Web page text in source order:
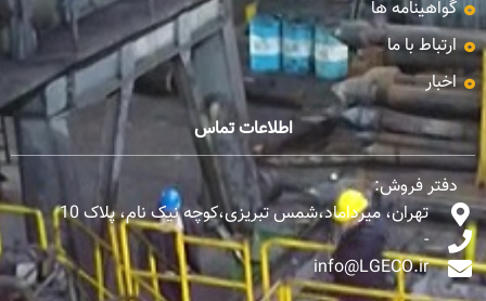
گواهینامه ها
ارتباط با ما
اخبار
اطلاعات تماس
دفتر فروش:
تهران، میرداماد،شمس تبریزی،کوچه نیک نام، پلاک 10
-
info@LGECO.ir